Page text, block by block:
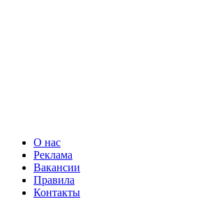
О нас
Реклама
Вакансии
Правила
Контакты